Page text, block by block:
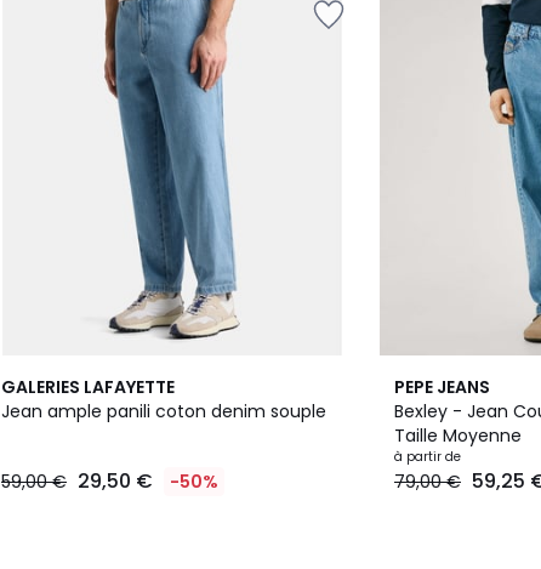
GALERIES LAFAYETTE
Jean ample panili coton denim souple
59,00 € 29,50 € -50%
PEPE JEANS
Bexley - Jean
Taille Moyenne
à partir de
79,00 € 59,25
3
Couleurs